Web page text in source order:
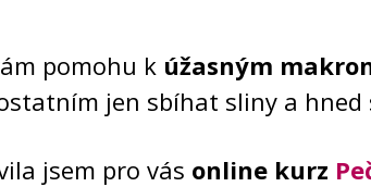
pomohu k úžasným
jen sbíhat sliny a hned
jsem pro vás online kurz